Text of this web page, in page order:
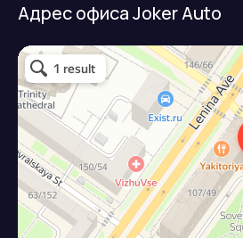
Адрес офиса Joker Auto
Джокер авто
Займ под залог авто в Подольске
Микрофинансовая организация в Подольске